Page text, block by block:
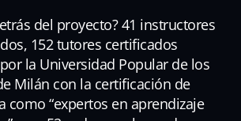
del proyecto? 41 instructores
152 tutores certificados
la Universidad Popular de los
Milán con la certificación de
como “expertos en aprendizaje